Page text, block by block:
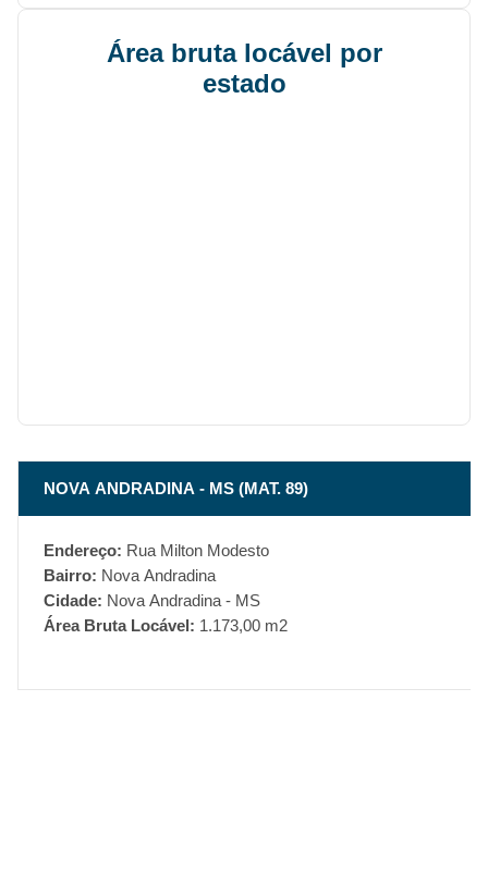
Área bruta locável por
estado
NOVA ANDRADINA - MS (MAT. 89)
Endereço: Rua Milton Modesto
Bairro: Nova Andradina
Cidade: Nova Andradina - MS
Área Bruta Locável: 1.173,00 m2